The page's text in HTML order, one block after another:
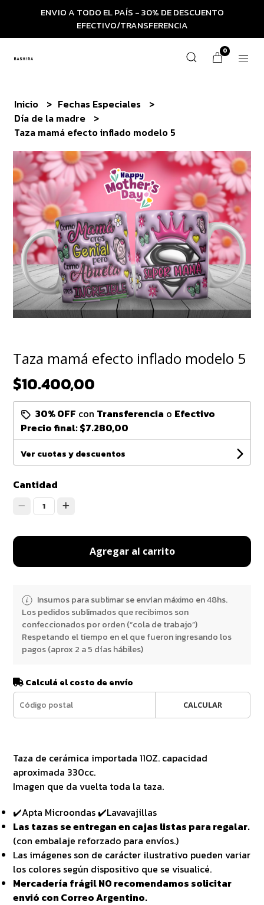
ENVIO A TODO EL PAÍS - 30% DE DESCUENTO
EFECTIVO/TRANSFERENCIA
0
Inicio
Fechas Especiales
Día de la madre
Taza mamá efecto inflado modelo 5
Taza mamá efecto inflado modelo 5
$10.400,00
30% OFF con Transferencia o Efectivo
Precio final:$7.280,00
Ver cuotas y descuentos
Cantidad
1
Agregar al carrito
Insumos para sublimar se envían máximo en 48hs.
Los pedidos sublimados que recibimos son
confeccionados por orden (“cola de trabajo”)
Respetando el tiempo en el que fueron ingresando los
pagos (aprox 2 a 5 días hábiles)
Calculá el costo de envío
CALCULAR
Taza de cerámica importada 11OZ. capacidad
aproximada 330cc.
Imagen que da vuelta toda la taza.
✔️Apta Microondas ✔️Lavavajillas
Las tazas se entregan en cajas listas para regalar.
(con embalaje reforzado para envíos.)
Las imágenes son de carácter ilustrativo pueden variar
los colores según dispositivo que se visualicé.
Mercadería frágil NO recomendamos solicitar
envió con Correo Argentino.